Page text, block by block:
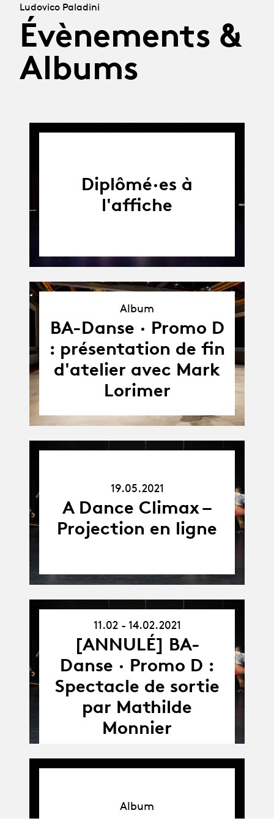
Ludovico Paladini
Évènements &
Albums
Diplômé·es à
l'affiche
Album
Album
BA-Danse · Promo D
: présentation de fin
d'atelier avec Mark
Lorimer
19.05.2021
A Dance Climax –
Projection en ligne
14.02.21
11.02 - 14.02.2021
[ANNULÉ] BA-
Danse · Promo D :
Spectacle de sortie
par Mathilde
Monnier
Album